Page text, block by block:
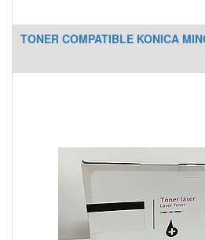
TONER COMPATIBLE KONICA